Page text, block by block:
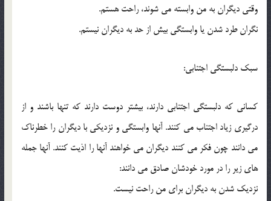
وقتي ديگران به من وابسته مي شوند، راحت هستم.
نگران طرد شدن يا وابستگي بيش از حد به ديگران نيستم.
سبک دلبستگي اجتنابي:
کساني که دلبستگي اجتنابي دارند، بيشتر دوست دارند که تنها باشند و از
درگيري زياد اجتناب مي کنند. آنها وابستگي و نزديکي با ديگران را خطرناک
مي دانند چون فکر مي کنند ديگران مي خواهند آنها را اذيت کنند. آنها جمله
هاي زير را در مورد خودشان صادق مي دانند:
نزديک شدن به ديگران براي من راحت نيست.